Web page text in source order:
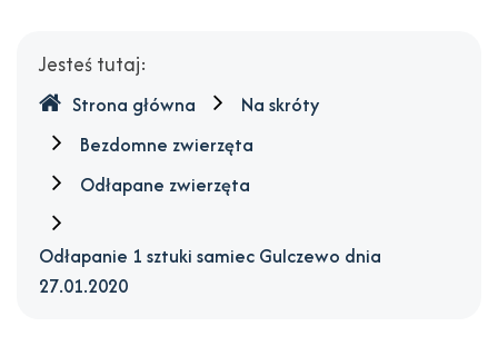
Gdzie
jesteśmy
Jesteś tutaj:
Strona główna
Na skróty
Bezdomne zwierzęta
Odłapane zwierzęta
Odłapanie 1 sztuki samiec Gulczewo dnia
27.01.2020